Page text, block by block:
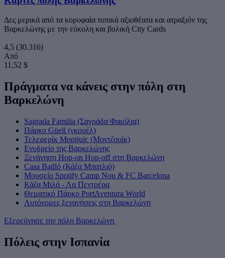
Δες μερικά από τα κορυφαία τοπικά αξιοθέατα και ατραξιόν της
Βαρκελώνης με την εύκολη και βολική City Cards
4,5 (30.316)
Από
11,52 $
Πράγματα να κάνεις στην πόλη στη
Βαρκελώνη
Sagrada Familia (Σαγράδα Φαμίλια)
Πάρκο Güell (γκουέλ)
Τελεφερίκ Montjuïc (Μοντζουίκ)
Ενυδρείο της Βαρκελώνης
Ξενάγηση Hop-on Hop-off στη Βαρκελώνη
Casa Batlló (Κάζα Μπατλιό)
Μουσείο Spotify Camp Nou & FC Barcelona
Κάζα Μιλά - Λα Πεντρέρα
Θεματικό Πάρκο PortAventura World
Αυτόνομες ξεναγήσεις στη Βαρκελώνη
Εξερεύνησε την πόλη Βαρκελώνη
Πόλεις στην Ισπανία